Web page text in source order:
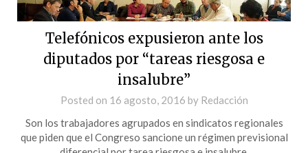
Telefónicos expusieron ante los
diputados por “tareas riesgosa e
insalubre”
Posted on 16 agosto, 2016 by Redacción
Son los trabajadores agrupados en sindicatos regionales
que piden que el Congreso sancione un régimen previsional